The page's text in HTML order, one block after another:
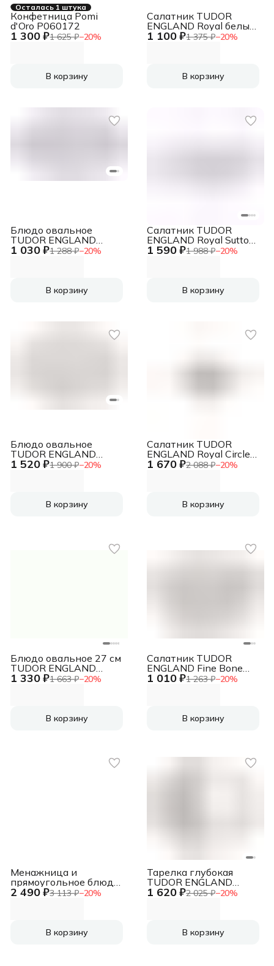
Осталась 1 штука
1 300 ₽1 625 ₽−20%
Конфетница Pomi
d'Oro P060172
В корзину
1 100 ₽1 375 ₽−20%
Салатник TUDOR
ENGLAND Royal белый
15 см
В корзину
1 030 ₽1 288 ₽−20%
Блюдо овальное
TUDOR ENGLAND
Royal белый 30 см
В корзину
1 590 ₽1 988 ₽−20%
Салатник TUDOR
ENGLAND Royal Sutton
21 см
В корзину
1 520 ₽1 900 ₽−20%
Блюдо овальное
TUDOR ENGLAND
Royal Sutton 30 см
В корзину
1 670 ₽2 088 ₽−20%
Салатник TUDOR
ENGLAND Royal Circle
12 см
В корзину
1 330 ₽1 663 ₽−20%
Блюдо овальное 27 см
TUDOR ENGLAND
Royal Circle
В корзину
1 010 ₽1 263 ₽−20%
Салатник TUDOR
ENGLAND Fine Bone
China 12.7 см
В корзину
2 490 ₽3 113 ₽−20%
Менажница и
прямоугольное блюдо
в фирменной коробке
В корзину
1 620 ₽2 025 ₽−20%
Тарелка глубокая
TUDOR ENGLAND
Royal Circle 23 см
В корзину